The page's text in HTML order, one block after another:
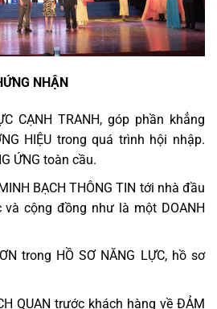
NHẬN
CẠNH TRANH, góp phần khẳng
HIỆU trong quá trình hội nhập.
ỨNG toàn cầu.
BẠCH THÔNG TIN tới nhà đầu
cộng đồng như là một DOANH
trong HỒ SƠ NĂNG LỰC, hồ sơ
QUAN trước khách hàng về ĐẢM